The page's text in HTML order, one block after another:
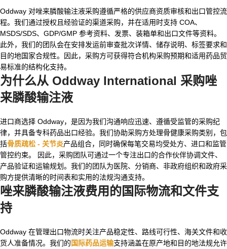
Oddway 对唑来膦酸输注液采购遵循严格的供应商资质审核和出口管控流
程。我们通过授权且经验证的渠道采购，并在适用时支持 COA、
MSDS/SDS、GDP/GMP 参考资料、发票、装箱单和出口文件等资料。
此外，我们的团队会在安排发运前审查批次详情、储存说明、标签要求和
目的地国家合规性。因此，采购方可获得符合机构采购预期和适用药品贸
易标准的结构化支持。
为什么从 Oddway International 采购唑
来膦酸输注液
进口商选择 Oddway，是因为我们沟通响应迅速、遵循受监管的采购纪
律，并具备专科药品出口经验。我们协助采购方处理骨健康采购类别，包
括骨质疏松 - 关节炎产品组合，同时确保每笔交易均受处方、进口和监管
管控约束。 因此，采购团队可通过一个专注出口的合作伙伴协调文件、
产品验证和运输规划。我们的团队为医院、分销商、非政府组织和政府采
购方提供清晰的时间表和实用的法规沟通支持。
唑来膦酸输注液费用 的国际物流和文件支
持
Oddway 在管理出口物流时关注产品稳定性、路线可行性、海关文件和收
货人准备情况。我们的国际药品运输支持涵盖在原产地和目的地法规允许